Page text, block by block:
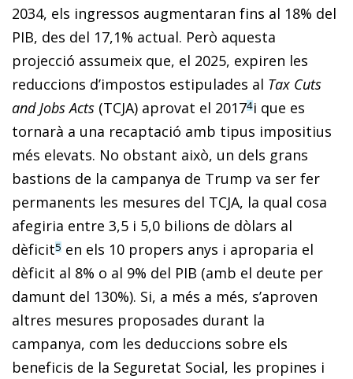
2034, els ingressos augmentaran fins al 18% del
PIB, des del 17,1% actual. Però aquesta
projecció assumeix que, el 2025, expiren les
reduccions d’impostos estipulades al Tax Cuts
and Jobs Acts (TCJA) aprovat el 20174i que es
tornarà a una recaptació amb tipus impositius
més elevats. No obstant això, un dels grans
bastions de la campanya de Trump va ser fer
permanents les mesures del TCJA, la qual cosa
afegiria entre 3,5 i 5,0 bilions de dòlars al
dèficit5 en els 10 propers anys i aproparia el
dèficit al 8% o al 9% del PIB (amb el deute per
damunt del 130%). Si, a més a més, s’aproven
altres mesures proposades durant la
campanya, com les deduccions sobre els
beneficis de la Seguretat Social, les propines i